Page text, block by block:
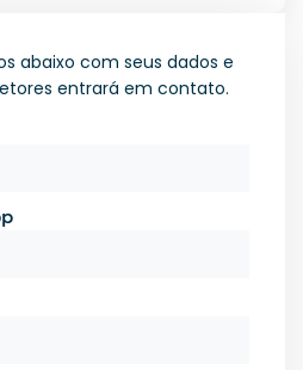
abaixo com seus dados e
entrará em contato.